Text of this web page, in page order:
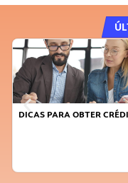
DICAS PARA OBTER